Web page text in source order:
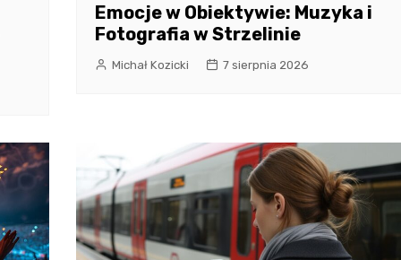
Emocje w Obiektywie: Muzyka i
Fotografia w Strzelinie
Michał Kozicki 7 sierpnia 2026